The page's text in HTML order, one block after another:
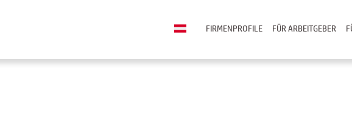
FÜR ARBEITGEBER
FIRMENPROFILE